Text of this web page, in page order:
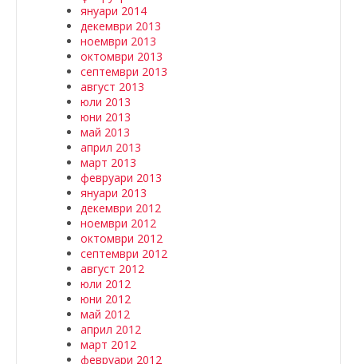
януари 2014
декември 2013
ноември 2013
октомври 2013
септември 2013
август 2013
юли 2013
юни 2013
май 2013
април 2013
март 2013
февруари 2013
януари 2013
декември 2012
ноември 2012
октомври 2012
септември 2012
август 2012
юли 2012
юни 2012
май 2012
април 2012
март 2012
февруари 2012